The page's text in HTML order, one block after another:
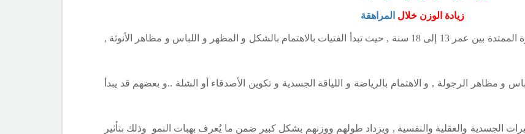
زيادة الوزن خلال المراهقة
تتغير اهتمامات المراهقين و المراهقات خلال الفترة الممتدة بين عمر 13 إلى 18 سنة , حيث تبدأ الفتيات بالاهتمام بالشكل و المظهر و اللباس و مظاهر الأنوثة ,
و مظاهر الرجولة , و الاهتمام بالرياضة و اللياقة الجسدية و تكوين الأصدقاء أو الشلة ..و بعضهم قد يبدأ
الجسدية والعقلية والنفسية , ويزداد طولهم ووزنهم بشكلٍ كبير ضمن ما يُعرف بهبات النمو وذلك بتأثير